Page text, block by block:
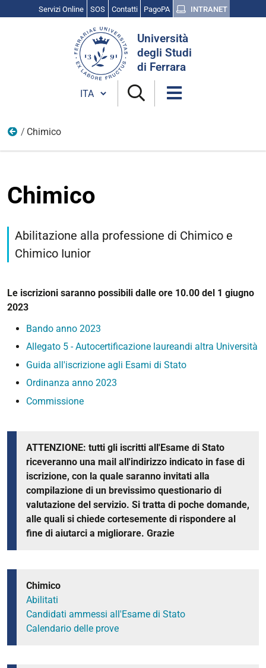
Servizi Online SOS Contatti PagoPA INTRANET
Università
degli Studi
di Ferrara
Cambia lingua
Devi sostenere
Chimico
Chimico
Abilitazione alla professione di Chimico e
Chimico Iunior
Le iscrizioni saranno possibili dalle ore 10.00 del 1 giugno
2023
Bando anno 2023
Allegato 5 - Autocertificazione laureandi altra Università
Guida all'iscrizione agli Esami di Stato
Ordinanza anno 2023
Commissione
ATTENZIONE: tutti gli iscritti all'Esame di Stato
riceveranno una mail all'indirizzo indicato in fase di
iscrizione, con la quale saranno invitati alla
compilazione di un brevissimo questionario di
valutazione del servizio. Si tratta di poche domande,
alle quali si chiede cortesemente di rispondere al
fine di aiutarci a migliorare. Grazie
Chimico
Abilitati
Candidati ammessi all'Esame di Stato
Calendario delle prove